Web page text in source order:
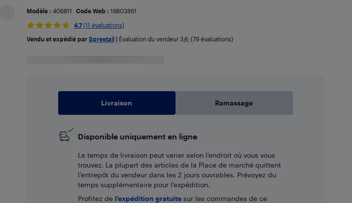
Modèle : 406811 Code Web : 19803861
4.7 (11 évaluations)
Vendu et expédié par Spreetail Évaluation du vendeur 3,6; (79 évaluations)
Livraison Ramassage
Disponible uniquement en ligne
Le temps de livraison peut varier selon l'endroit où vous vous
trouvez. La plupart des articles de la Place de marché quittent
l’entrepôt du vendeur dans les 2 jours ouvrables. Prévoyez du
temps supplémentaire pour l’expédition.
Profitez de l'expédition gratuitesur les commandes de ce